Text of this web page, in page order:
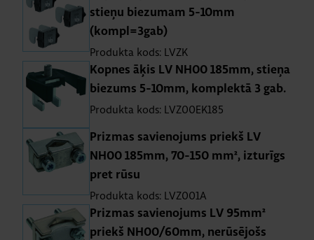
stieņu bie­zu­mam 5-10mm
(kompl=3gab)
Produkta kods: LVZK
Kop­nes āķis LV NH00 185mm, stieņa
bie­zums 5-10mm, kom­plektā 3 gab.
Produkta kods: LVZ00EK185
Priz­mas sa­vie­no­jums priekš LV
NH00 185mm, 70-150 mm², iz­tu­rīgs
pret rūsu
Produkta kods: LVZ001A
Priz­mas sa­vie­no­jums LV 95mm²
priekš NH00/60mm, ne­rū­sē­jošs